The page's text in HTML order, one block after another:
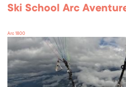
Ski School Arc
Arc 1800